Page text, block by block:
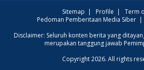
Promo JSM Superindo
7–9 Agustus 2026,
Rp37.900 hingga Buah
Sitemap | Profile | Term
Pedoman Pemberitaan Media Siber|
Disclaimer: Seluruh konten berita yang
merupakan tanggung jawab
Copyright 2026. All rights